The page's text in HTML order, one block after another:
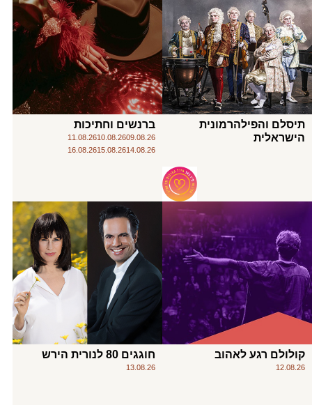
תיסלם והפילהרמונית
הישראלית
ברנשים וחתיכות
09.08.26
10.08.26
11.08.26
14.08.26
15.08.26
16.08.26
קולולם רגע לאהוב
12.08.26
חוגגים 80 לנורית הירש
13.08.26